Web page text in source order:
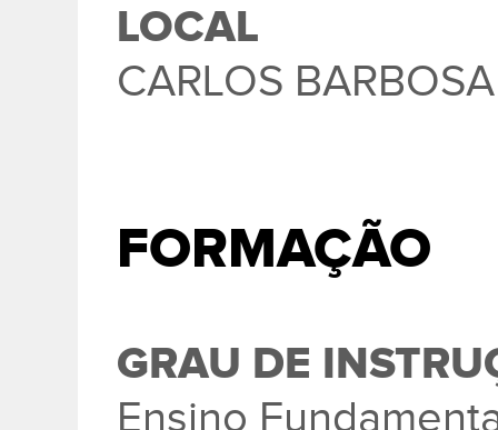
LOCAL
CARLOS BARBOSA
FORMAÇÃO
GRAU DE
Ensino